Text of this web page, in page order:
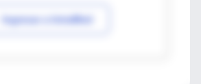
Ingresar a IntraMed